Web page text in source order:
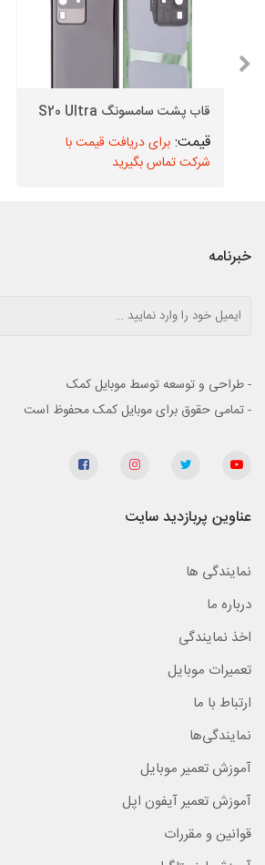
قاب پشت سامسونگ S20 Ultra
برای دریافت قیمت با
شرکت تماس بگیرید
خبرنامه
- طراحی و توسعه توسط موبایل کمک
- تمامی حقوق برای موبایل کمک محفوظ است
عناوین پربازدید سایت
نمایندگی ها
درباره ما
اخذ نمایندگی
تعمیرات موبایل
ارتباط با ما
نمایندگی‌ها
آموزش تعمیر موبایل
آموزش تعمیر آیفون اپل
قوانین و مقررات